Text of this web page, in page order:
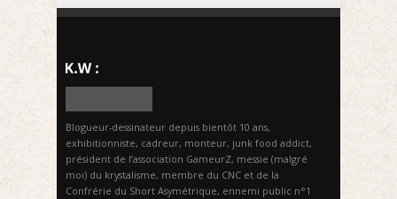
Blogueur-dessinateur depuis bientôt 10 ans,
exhibitionniste, cadreur, monteur, junk food addict,
président de l’association GameurZ, messie (malgré
moi) du krystalisme, membre du CNC et de la
Confrérie du Short Asymétrique, ennemi public n°1